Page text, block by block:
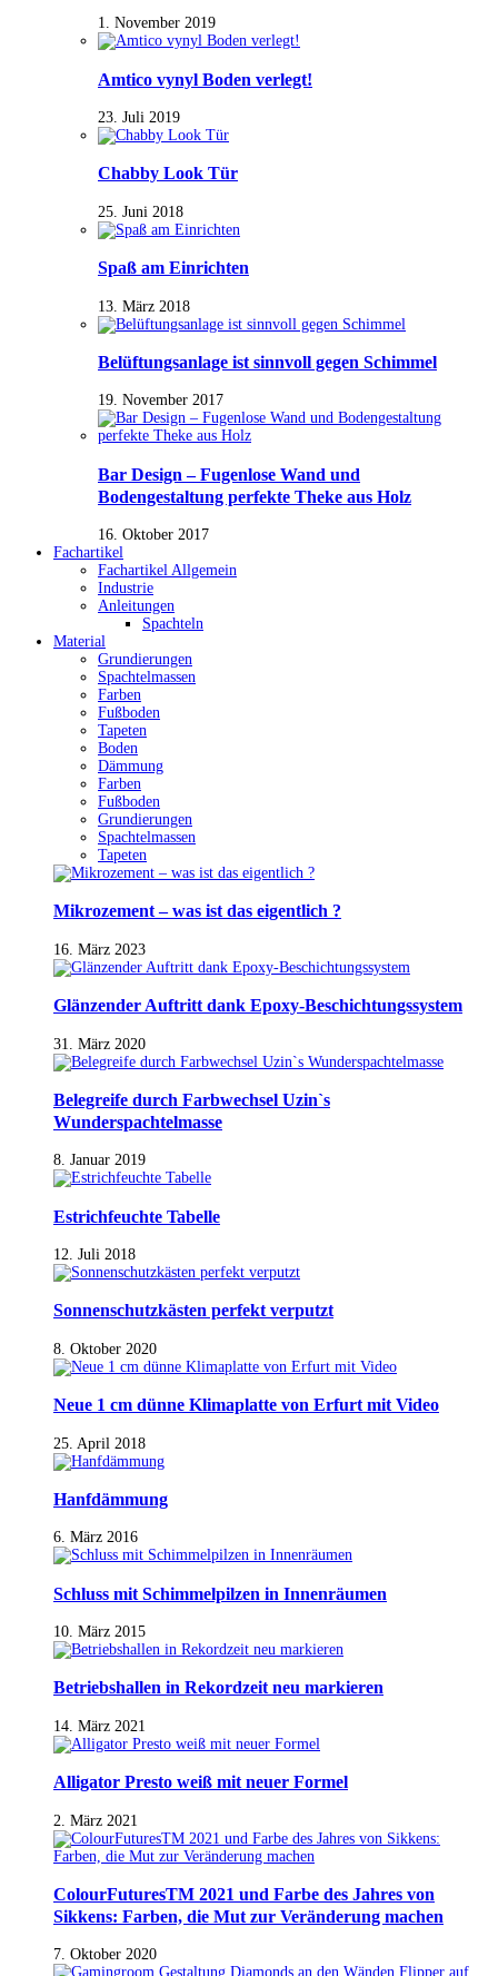
1. November 2019
Amtico vynyl Boden verlegt!
23. Juli 2019
Chabby Look Tür
25. Juni 2018
Spaß am Einrichten
13. März 2018
Belüftungsanlage ist sinnvoll gegen Schimmel
19. November 2017
Bar Design – Fugenlose Wand und
Bodengestaltung perfekte Theke aus Holz
16. Oktober 2017
Fachartikel
Fachartikel Allgemein
Industrie
Anleitungen
Spachteln
Material
Grundierungen
Spachtelmassen
Farben
Fußboden
Tapeten
Boden
Dämmung
Farben
Fußboden
Grundierungen
Spachtelmassen
Tapeten
Mikrozement – was ist das eigentlich ?
16. März 2023
Glänzender Auftritt dank Epoxy-Beschichtungssystem
31. März 2020
Belegreife durch Farbwechsel Uzin`s
Wunderspachtelmasse
8. Januar 2019
Estrichfeuchte Tabelle
12. Juli 2018
Sonnenschutzkästen perfekt verputzt
8. Oktober 2020
Neue 1 cm dünne Klimaplatte von Erfurt mit Video
25. April 2018
Hanfdämmung
6. März 2016
Schluss mit Schimmelpilzen in Innenräumen
10. März 2015
Betriebshallen in Rekordzeit neu markieren
14. März 2021
Alligator Presto weiß mit neuer Formel
2. März 2021
ColourFuturesTM 2021 und Farbe des Jahres von
Sikkens: Farben, die Mut zur Veränderung machen
7. Oktober 2020